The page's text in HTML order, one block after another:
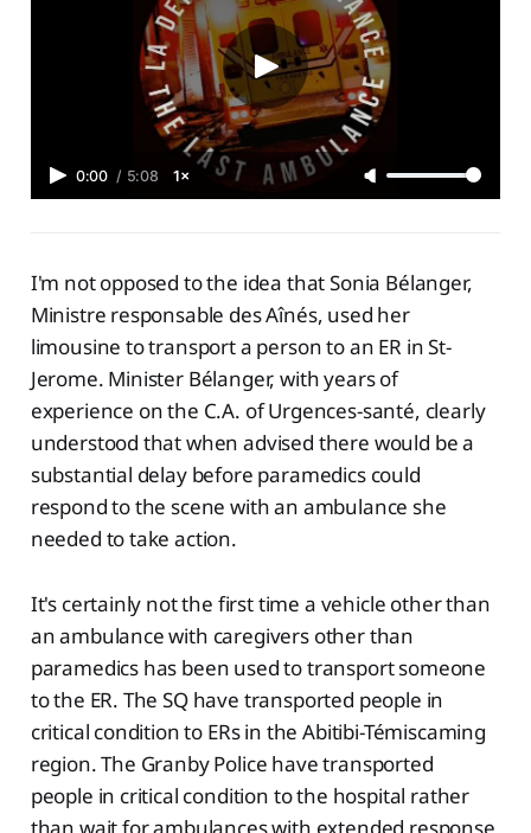
0:00 / 5:08 1×
I'm not opposed to the idea that Sonia Bélanger,
Ministre responsable des Aînés, used her
limousine to transport a person to an ER in St-
Jerome. Minister Bélanger, with years of
experience on the C.A. of Urgences-santé, clearly
understood that when advised there would be a
substantial delay before paramedics could
respond to the scene with an ambulance she
needed to take action.
It's certainly not the first time a vehicle other than
an ambulance with caregivers other than
paramedics has been used to transport someone
to the ER. The SQ have transported people in
critical condition to ERs in the Abitibi-Témiscaming
region. The Granby Police have transported
people in critical condition to the hospital rather
than wait for ambulances with extended response